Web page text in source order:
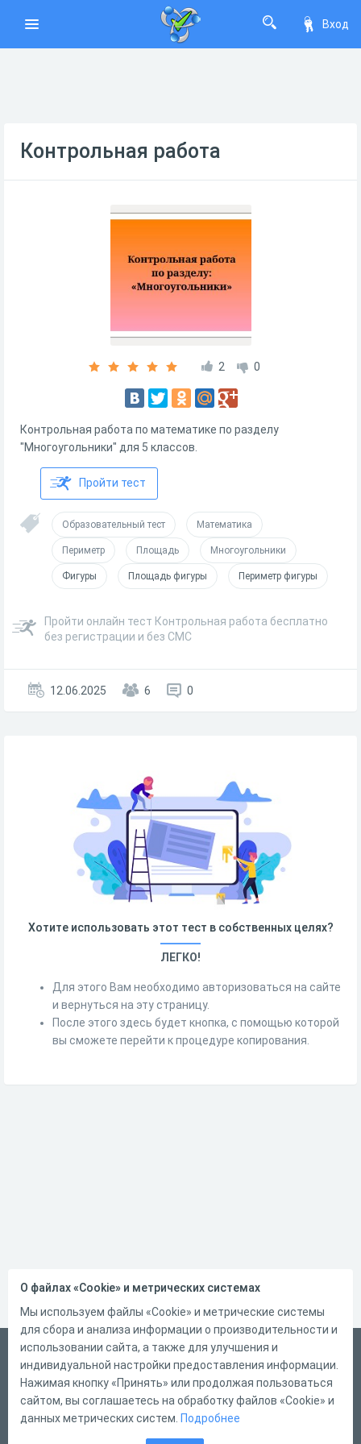
Вход
Контрольная работа
2 0
Контрольная работа по математике по разделу
"Многоугольники" для 5 классов.
Пройти тест
Образовательный тест Математика
Периметр Площадь Многоугольники
Фигуры Площадь фигуры Периметр фигуры
Пройти онлайн тест Контрольная работа бесплатно
без регистрации и без СМС
12.06.2025 6 0
Хотите использовать этот тест в собственных целях?
ЛЕГКО!
Для этого Вам необходимо авторизоваться на сайте
и вернуться на эту страницу.
После этого здесь будет кнопка, с помощью которой
вы сможете перейти к процедуре копирования.
Русский
Справка
Форма обратной связи
О файлах «Cookie» и метрических системах
Мы используем файлы «Cookie» и метрические системы
для сбора и анализа информации о производительности и
использовании сайта, а также для улучшения и
индивидуальной настройки предоставления информации.
Нажимая кнопку «Принять» или продолжая пользоваться
сайтом, вы соглашаетесь на обработку файлов «Cookie» и
данных метрических систем. Подробнее